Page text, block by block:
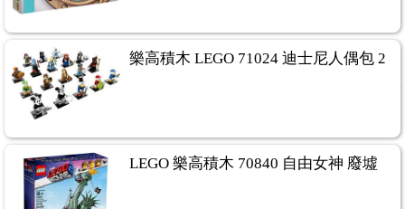
樂高積木 LEGO 71024 迪士尼人偶包 2
LEGO 樂高積木 70840 自由女神 廢墟